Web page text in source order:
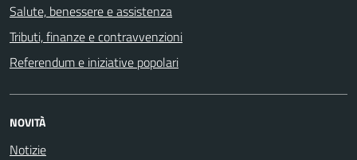
Salute, benessere e assistenza
Tributi, finanze e contravvenzioni
Referendum e iniziative popolari
NOVITÀ
Notizie